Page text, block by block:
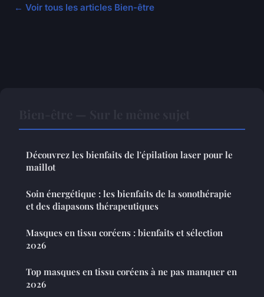
← Voir tous les articles Bien-être
Découvrez les bienfaits de l'épilation laser pour le
maillot
Soin énergétique : les bienfaits de la sonothérapie
et des diapasons thérapeutiques
Masques en tissu coréens : bienfaits et sélection
2026
Top masques en tissu coréens à ne pas manquer en
2026